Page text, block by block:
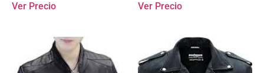
Ver Precio Ver Precio